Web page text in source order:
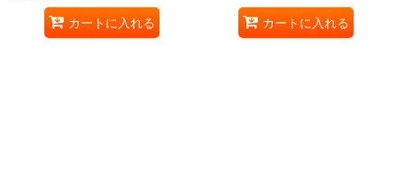
カートに入れる カートに入れる